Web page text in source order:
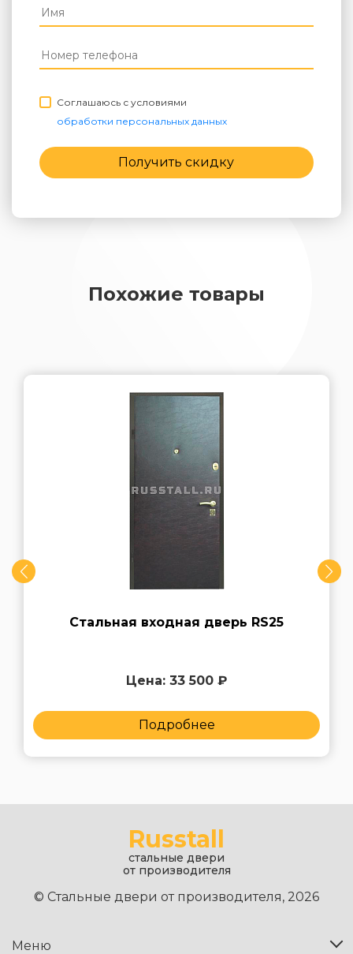
Соглашаюсь с условиями
обработки персональных данных
Получить скидку
Похожие товары
Стальная входная дверь RS25
Цена: 33 500 ₽
Подробнее
Russtall
стальные двери
от производителя
© Стальные двери от производителя, 2026
Меню